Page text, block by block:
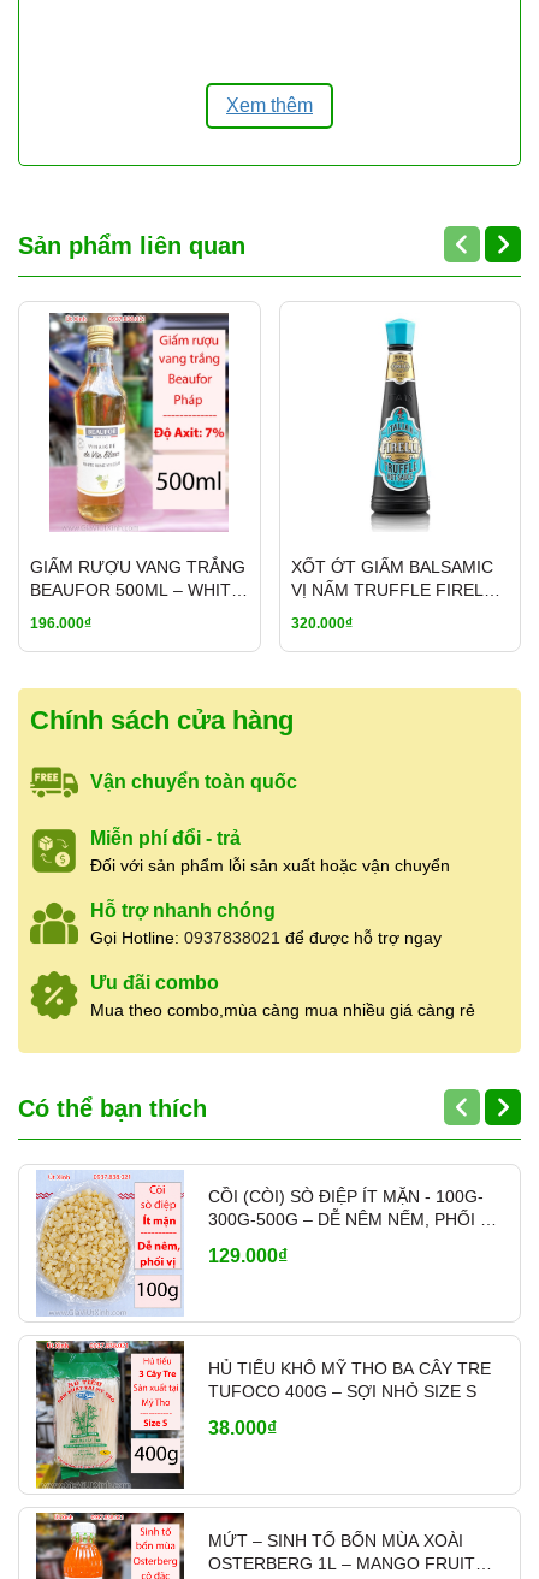
(Đối diện) 27 Bùi Hữu Nghĩa,
Phường 5, Quận 5, TP.HCM
ngày, không nghỉ)
Mã vạch sản phẩm:
8938563129031
lượng lớn, cung cấp hàng ổn định chonhà hàng,
quán ăn, đối tác lâu dài
ship tỉnh
qua chành xe, nhà xe
khi khách mua nhiều,
giao hàng nhanh và linh hoạt theo nhu cầu.
👉 Liên hệ báo giá sỉ & tư vấn: 0937.838.021
Xem thêm
Sản phẩm liên quan
GIẤM RƯỢU VANG TRẮNG
BEAUFOR 500ML – WHITE
196.000₫
XỐT ỚT GIẤM BALSAMIC
VỊ NẤM TRUFFLE FIRELLI
320.000₫
Chính sách cửa hàng
Vận chuyển toàn quốc
Miễn phí đổi - trả
Đối với sản phẩm lỗi sản xuất hoặc vận chuyển
Hỗ trợ nhanh chóng
Gọi Hotline: 0937838021 để được hỗ trợ ngay
Ưu đãi combo
Mua theo combo,mùa càng mua nhiều giá càng rẻ
Có thể bạn thích
CỒI (CÒI) SÒ ĐIỆP ÍT MẶN - 100G-
300G-500G – DỄ NÊM NẾM, PHỐI VỊ
129.000₫
HỦ TIẾU KHÔ MỸ THO BA CÂY TRE
TUFOCO 400G – SỢI NHỎ SIZE S
38.000₫
MỨT – SINH TỐ BỐN MÙA XOÀI
OSTERBERG 1L – MANGO FRUIT